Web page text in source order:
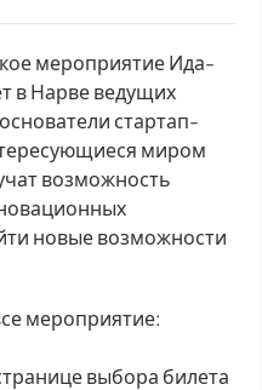
мероприятие Ида-
в Нарве ведущих
стартап-
миром
возможность
новые возможности
мероприятие:
выбора билета